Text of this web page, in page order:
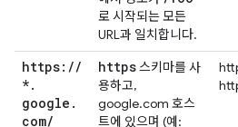
로 시작되는 모든
URL과 일치합니다.
https: //
*.
google .
com/
https스키마를 사
용하고,
google.com 호스
트에 있으며 (예: